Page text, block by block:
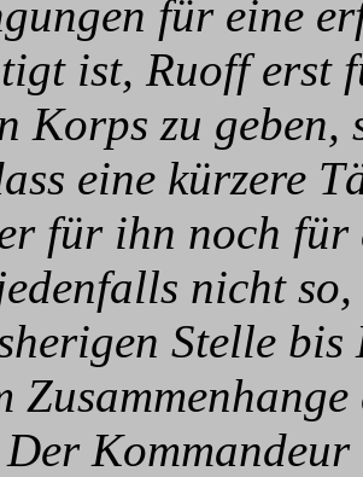
für eine
ist, Ruoff erst
Korps zu
eine kürzere
für ihn noch
nicht
Stelle bis